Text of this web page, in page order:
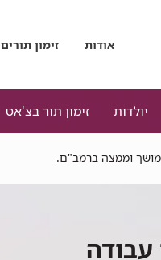
אודות זימון תורים
יולדות זימון תור בצ'אט
וממצה ברמב"ם.
עבודה